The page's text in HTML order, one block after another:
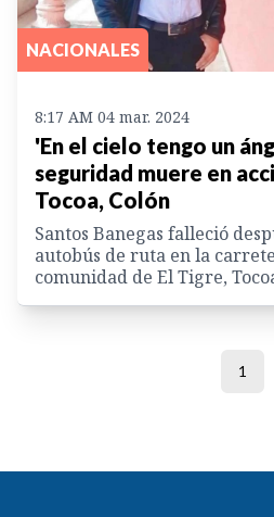
NACIONALES
8:17 AM 04 mar. 2024
'En el cielo tengo un
seguridad muere en
Tocoa, Colón
Santos Banegas falleció
autobús de ruta en la
comunidad de El Tigre,
1